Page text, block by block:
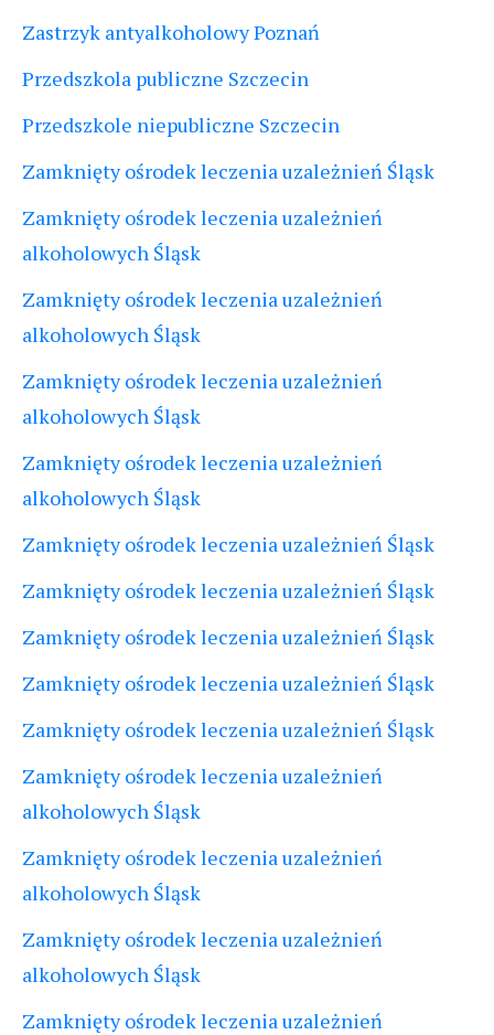
Zastrzyk antyalkoholowy Poznań
Przedszkola publiczne Szczecin
Przedszkole niepubliczne Szczecin
Zamknięty ośrodek leczenia uzależnień Śląsk
Zamknięty ośrodek leczenia uzależnień
alkoholowych Śląsk
Zamknięty ośrodek leczenia uzależnień
alkoholowych Śląsk
Zamknięty ośrodek leczenia uzależnień
alkoholowych Śląsk
Zamknięty ośrodek leczenia uzależnień
alkoholowych Śląsk
Zamknięty ośrodek leczenia uzależnień Śląsk
Zamknięty ośrodek leczenia uzależnień Śląsk
Zamknięty ośrodek leczenia uzależnień Śląsk
Zamknięty ośrodek leczenia uzależnień Śląsk
Zamknięty ośrodek leczenia uzależnień Śląsk
Zamknięty ośrodek leczenia uzależnień
alkoholowych Śląsk
Zamknięty ośrodek leczenia uzależnień
alkoholowych Śląsk
Zamknięty ośrodek leczenia uzależnień
alkoholowych Śląsk
Zamknięty ośrodek leczenia uzależnień